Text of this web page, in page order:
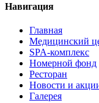
Навигация
Главная
Медицинский
SPA-комплекс
Номерной фонд
Ресторан
Новости и
Галерея